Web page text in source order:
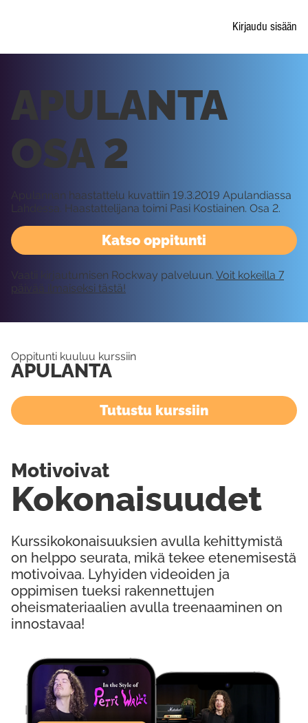
Kirjaudu sisään
Katso oppitunti
APULANTA
OSA 2
Apulannan haastattelu kuvattiin 19.3.2019 Apulandiassa
Lahdessa. Haastattelijana toimi Pasi Kostiainen. Osa 2.
Vaatii kirjautumisen Rockway palveluun. Voit kokeilla 7
päivää ilmaiseksi tästä!
Oppitunti kuuluu kurssiin
APULANTA
Tutustu kurssiin
Kurssikokonaisuuksien avulla kehittymistä
on helppo seurata, mikä tekee etenemisestä
motivoivaa. Lyhyiden videoiden ja
oppimisen tueksi rakennettujen
oheismateriaalien avulla treenaaminen on
innostavaa!
Kokonaisuudet
Motivoivat